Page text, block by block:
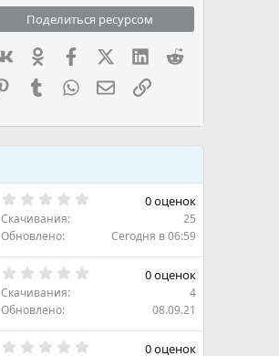
Поделиться ресурсом
ВконтактеОдноклассники
FacebookX (Twitter)
LinkedIn
PinterestTumblrWhatsAppЭлектронная почта
Ссылка
в
0 оценок
Скачивания
25
Обновлено
Сегодня в 06:59
в
0 оценок
Скачивания
4
Обновлено
08.09.21
0 оценок